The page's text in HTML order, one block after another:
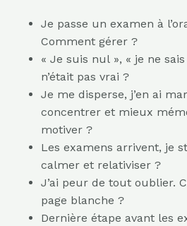
Je passe un examen à
Comment gérer ?
« Je suis nul », « je ne
n’était pas vrai ?
Je me disperse, j’en ai
concentrer et mieux
motiver ?
Les examens arrivent, je
calmer et relativiser ?
J’ai peur de tout oublier.
page blanche ?
Dernière étape avant les